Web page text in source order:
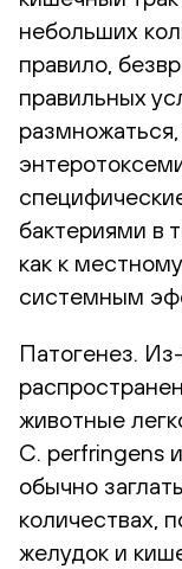
небольших
правило,
правильных
бактериями в
как к
системным
Патогенез.
животные
C. perfringens
обычно
количествах,
желудок и